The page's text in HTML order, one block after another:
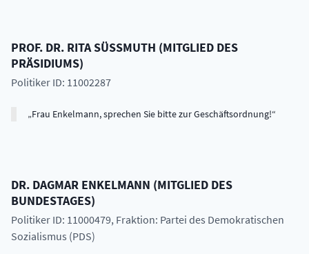
PROF. DR. RITASÜSSMUTH (MITGLIED DES
PRÄSIDIUMS)
Politiker ID: 11002287
Frau Enkelmann, sprechen Sie bitte zur Geschäftsordnung!
DR. DAGMAR ENKELMANN (MITGLIED DES
BUNDESTAGES)
Politiker ID: 11000479, Fraktion: Partei des Demokratischen
Sozialismus (PDS)